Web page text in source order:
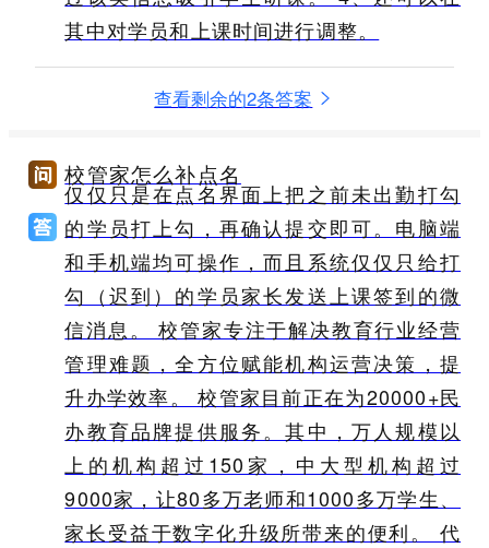
其中对学员和上课时间进行调整。
查看剩余的2条答案
校管家怎么补点名
仅仅只是在点名界面上把之前未出勤打勾
的学员打上勾，再确认提交即可。电脑端
和手机端均可操作，而且系统仅仅只给打
勾（迟到）的学员家长发送上课签到的微
信消息。 校管家专注于解决教育行业经营
管理难题，全方位赋能机构运营决策，提
升办学效率。 校管家目前正在为20000+民
办教育品牌提供服务。其中，万人规模以
上的机构超过150家，中大型机构超过
9000家，让80多万老师和1000多万学生、
家长受益于数字化升级所带来的便利。 代